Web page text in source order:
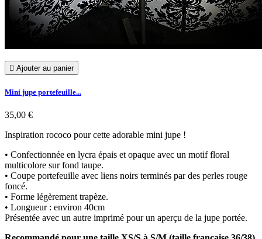
 Ajouter au panier
Mini jupe portefeuille...
35,00 €
Inspiration rococo pour cette adorable mini jupe !
• Confectionnée en lycra épais et opaque avec un motif floral
multicolore sur fond taupe.
• Coupe portefeuille avec liens noirs terminés par des perles rouge
foncé.
• Forme légèrement trapèze.
• Longueur : environ 40cm
Présentée avec un autre imprimé pour un aperçu de la jupe portée.